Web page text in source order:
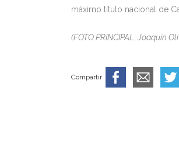
máximo título nacional de
(FOTO PRINCIPAL: Joaquín
Compartir